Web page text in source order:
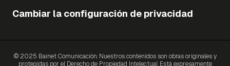
Cambiar la configuración de privacidad
© 2025 Bainet Comunicación. Nuestros contenidos son obras originales y
protegidas por el Derecho de Propiedad Intelectual. Está expresamente